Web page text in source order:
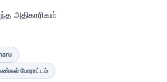
அதிகாரிகள்
போராட்டம்